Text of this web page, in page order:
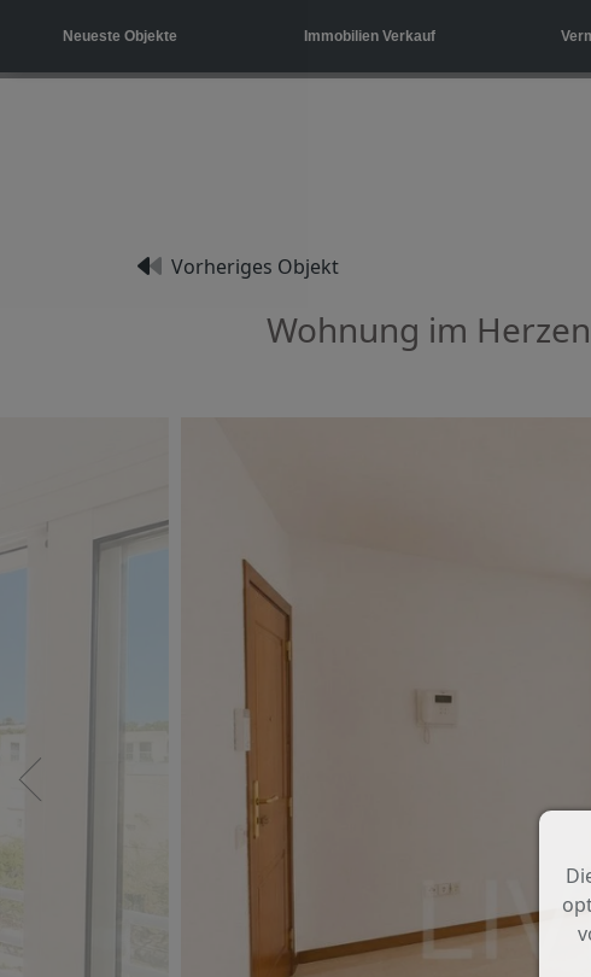
Neueste Objekte Immobilien Verkauf
Vorheriges Objekt
Wohnung im